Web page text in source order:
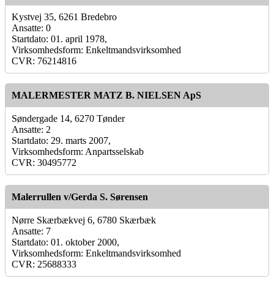
Kystvej 35, 6261 Bredebro
Ansatte: 0
Startdato: 01. april 1978,
Virksomhedsform: Enkeltmandsvirksomhed
CVR: 76214816
MALERMESTER MATZ B. NIELSEN ApS
Søndergade 14, 6270 Tønder
Ansatte: 2
Startdato: 29. marts 2007,
Virksomhedsform: Anpartsselskab
CVR: 30495772
Malerrullen v/Gerda S. Sørensen
Nørre Skærbækvej 6, 6780 Skærbæk
Ansatte: 7
Startdato: 01. oktober 2000,
Virksomhedsform: Enkeltmandsvirksomhed
CVR: 25688333